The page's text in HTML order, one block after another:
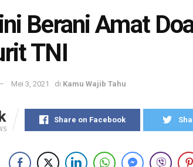
Berani Amat
TNI
Mei 3, 2021 di Kamu Wajib Tahu
Share on Facebook